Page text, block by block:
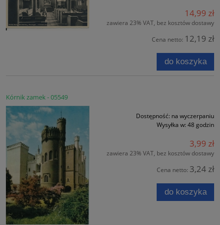
14,99 zł
zawiera 23% VAT, bez kosztów dostawy
Cena netto: 12,19 zł
do koszyka
Kórnik zamek - 05549
Dostępność: na wyczerpaniu
Wysyłka w: 48 godzin
3,99 zł
zawiera 23% VAT, bez kosztów dostawy
Cena netto: 3,24 zł
do koszyka